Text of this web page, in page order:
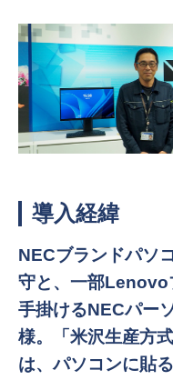
導入経緯
NECブランドパソ
守と、一部Lenovo
手掛けるNECパー
様。「米沢生産方
は、パソコンに貼